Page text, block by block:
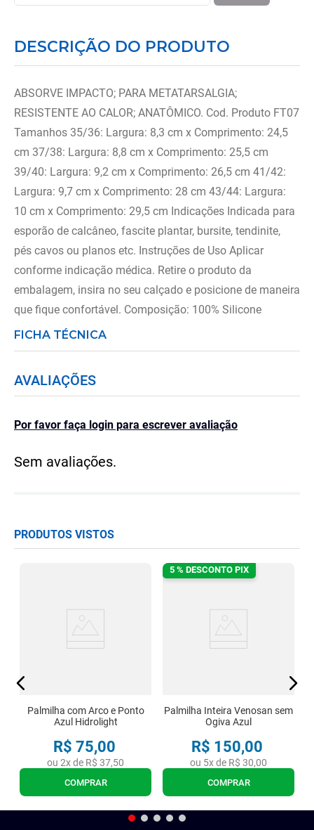
DESCRIÇÃO DO PRODUTO
ABSORVE IMPACTO; PARA METATARSALGIA;
RESISTENTE AO CALOR; ANATÔMICO. Cod. Produto FT07
Tamanhos 35/36: Largura: 8,3 cm x Comprimento: 24,5
cm 37/38: Largura: 8,8 cm x Comprimento: 25,5 cm
39/40: Largura: 9,2 cm x Comprimento: 26,5 cm 41/42:
Largura: 9,7 cm x Comprimento: 28 cm 43/44: Largura:
10 cm x Comprimento: 29,5 cm Indicações Indicada para
esporão de calcâneo, fascite plantar, bursite, tendinite,
pés cavos ou planos etc. Instruções de Uso Aplicar
conforme indicação médica. Retire o produto da
embalagem, insira no seu calçado e posicione de maneira
que fique confortável. Composição: 100% Silicone
FICHA TÉCNICA
AVALIAÇÕES
Por favor faça login para escrever avaliação
Sem avaliações.
PRODUTOS VISTOS
Palmilha com Arco e Ponto
Azul Hidrolight
R$ 75,00
ou 2x de R$ 37,50
COMPRAR
5 % DESCONTO PIX
Palmilha Inteira Venosan sem
Ogiva Azul
R$ 150,00
ou 5x de R$ 30,00
COMPRAR